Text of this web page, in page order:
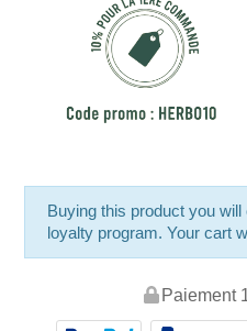
Buying this product you will
loyalty program. Your cart
Paiement